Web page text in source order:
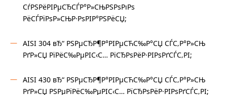
СѓРЅРёРІРµСЂСЃР°Р»СЊРЅРѕРіРѕ
РёСЃРїРѕР»СЊР·РѕРІР°РЅРёСЏ;
AISI 304 вЂ“ РЅРµСЂР¶Р°РІРµСЋС‰Р°СЏ СЃС‚Р°Р»СЊ
РґР»СЏ РїРёС‰РµРІС‹С… РїСЂРѕРёР·РІРѕРґСЃС‚РІ;
AISI 430 вЂ“ РЅРµСЂР¶Р°РІРµСЋС‰Р°СЏ СЃС‚Р°Р»СЊ
РґР»СЏ РЅРµРїРёС‰РµРІС‹С… РїСЂРѕРёР·РІРѕРґСЃС‚РІ;